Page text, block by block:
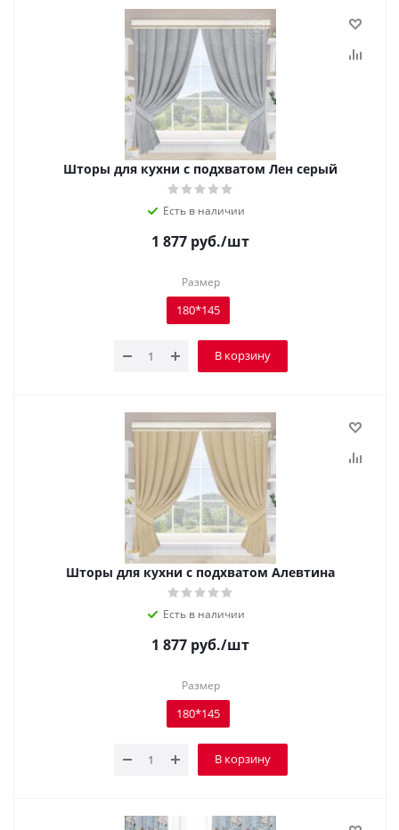
Шторы для кухни с подхватом Лен серый
Есть в наличии
1 877 руб./шт
Размер
180*145
В корзину
Шторы для кухни с подхватом Алевтина
Есть в наличии
1 877 руб./шт
Размер
180*145
В корзину